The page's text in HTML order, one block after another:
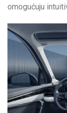
omogućuju